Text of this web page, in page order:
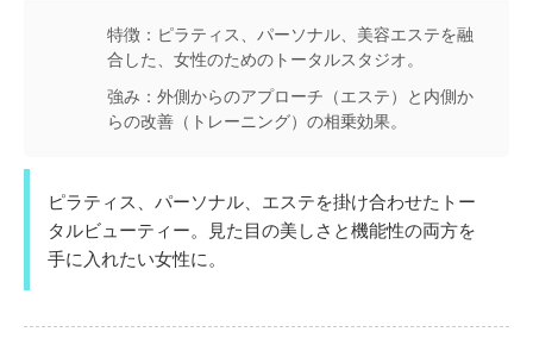
特徴： ピラティス、パーソナル、美容エステを融
合した、女性のためのトータルスタジオ。
強み： 外側からのアプローチ（エステ）と内側か
らの改善（トレーニング）の相乗効果。
ピラティス、パーソナル、エステを掛け合わせたトー
タルビューティー。見た目の美しさと機能性の両方を
手に入れたい女性に。